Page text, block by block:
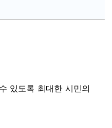
있도록 최대한 시민의